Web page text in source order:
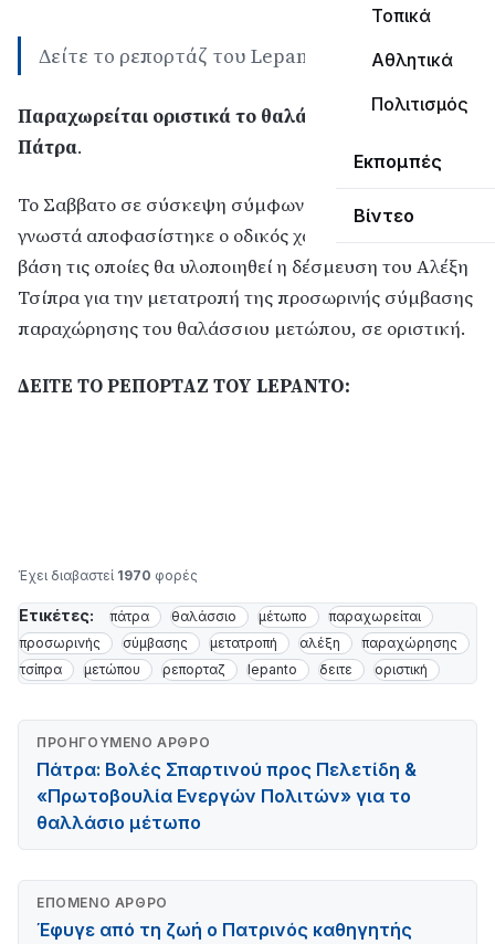
Τοπικά
Αθλητικά
Πολιτισμός
Εκπομπές
Βίντεο
Δείτε το ρεπορτάζ του Lepanto
Παραχωρείται οριστικά το θαλάσσιο μέτωπο στην
Πάτρα.
Το Σαββατο σε σύσκεψη σύμφωνα με τα όσα έγιναν
γνωστά αποφασίστηκε ο οδικός χάρτης ενεργειών με
βάση τις οποίες θα υλοποιηθεί η δέσμευση του Αλέξη
Τσίπρα για την μετατροπή της προσωρινής σύμβασης
παραχώρησης του θαλάσσιου μετώπου, σε οριστική.
ΔΕΙΤΕ ΤΟ ΡΕΠΟΡΤΑΖ ΤΟΥ LEPANTO:
Έχει διαβαστεί 1970 φορές
Ετικέτες: πάτρα θαλάσσιο μέτωπο
παραχωρείται
προσωρινής
σύμβασης μετατροπή αλέξη
παραχώρησης
τσίπρα
μετώπου ρεπορταζ lepanto δειτε οριστική
ΠΡΟΗΓΟΎΜΕΝΟ ΆΡΘΡΟ
Πάτρα: Βολές Σπαρτινού προς Πελετίδη &
«Πρωτοβουλία Ενεργών Πολιτών» για το
θαλλάσιο μέτωπο
ΕΠΌΜΕΝΟ ΆΡΘΡΟ
Έφυγε από τη ζωή ο Πατρινός καθηγητής